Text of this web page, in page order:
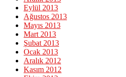
Eylül 2013
Ağustos 2013
Mayıs 2013
Mart 2013
Şubat 2013
Ocak 2013
Aralık 2012
Kasım 2012